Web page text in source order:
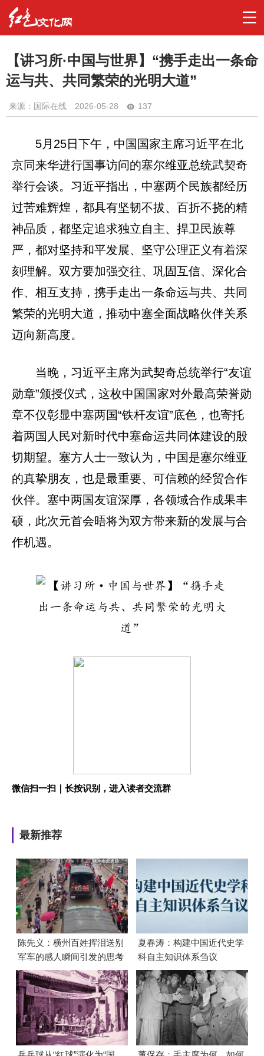
【讲习所·中国与世界】“携手走出一条命
运与共、共同繁荣的光明大道”
来源：国际在线 2026-05-28 137
5月25日下午，中国国家主席习近平在北
京同来华进行国事访问的塞尔维亚总统武契奇
举行会谈。习近平指出，中塞两个民族都经历
过苦难辉煌，都具有坚韧不拔、百折不挠的精
神品质，都坚定追求独立自主、捍卫民族尊
严，都对坚持和平发展、坚守公理正义有着深
刻理解。双方要加强交往、巩固互信、深化合
作、相互支持，携手走出一条命运与共、共同
繁荣的光明大道，推动中塞全面战略伙伴关系
迈向新高度。
当晚，习近平主席为武契奇总统举行“友谊
勋章”颁授仪式，这枚中国国家对外最高荣誉勋
章不仅彰显中塞两国“铁杆友谊”底色，也寄托
着两国人民对新时代中塞命运共同体建设的殷
切期望。塞方人士一致认为，中国是塞尔维亚
的真挚朋友，也是最重要、可信赖的经贸合作
伙伴。塞中两国友谊深厚，各领域合作成果丰
硕，此次元首会晤将为双方带来新的发展与合
作机遇。
微信扫一扫｜长按识别，进入读者交流群
最新推荐
陈先义：横州百姓挥泪送别
军车的感人瞬间引发的思考
夏春涛：构建中国近代史学
科自主知识体系刍议